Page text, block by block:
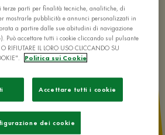
terze parti per finalità tecniche, analitiche, di
mostrarle pubblicità e annunci personalizzati in
a partire dalle sue abitudini di navigazione
Può accettare tutti i cookie cliccando sul pulsante
RIFIUTARE IL LORO USO CLICCANDO SU
Politica sui Cookie
Accettare tutti i cookie
dei cookie